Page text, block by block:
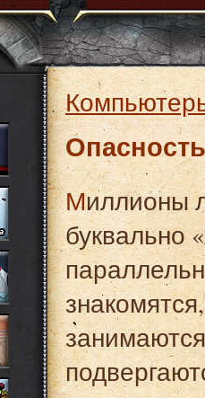
Миллионы людей во всем мире
буквально